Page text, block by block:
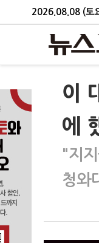
2026.08.08 (토
이
에
"지
청와